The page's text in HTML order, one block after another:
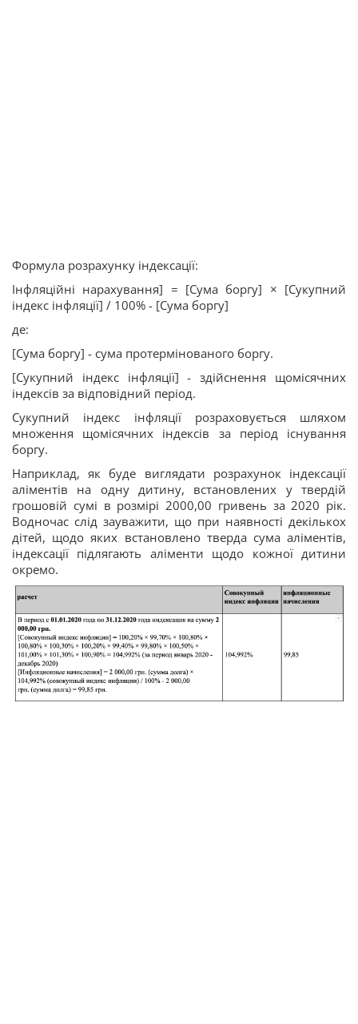
Формула розрахунку індексації:
Інфляційні нарахування] = [Сума боргу] × [Сукупний
індекс інфляції] / 100% - [Сума боргу]
де:
[Сума боргу] - сума протермінованого боргу.
[Сукупний індекс інфляції] - здійснення щомісячних
індексів за відповідний період.
Сукупний індекс інфляції розраховується шляхом
множення щомісячних індексів за період існування
боргу.
Наприклад, як буде виглядати розрахунок індексації
аліментів на одну дитину, встановлених у твердій
грошовій сумі в розмірі 2000,00 гривень за 2020 рік.
Водночас слід зауважити, що при наявності декількох
дітей, щодо яких встановлено тверда сума аліментів,
індексації підлягають аліменти щодо кожної дитини
окремо.